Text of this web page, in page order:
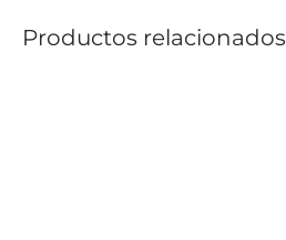
Productos relacionados